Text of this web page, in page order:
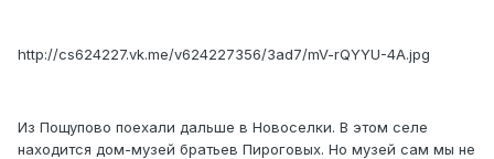
http://cs624227.vk.me/v624227356/3ad7/mV-rQYYU-4A.jpg
Из Пощупово поехали дальше в Новоселки. В этом селе
находится дом-музей братьев Пироговых. Но музей сам мы не